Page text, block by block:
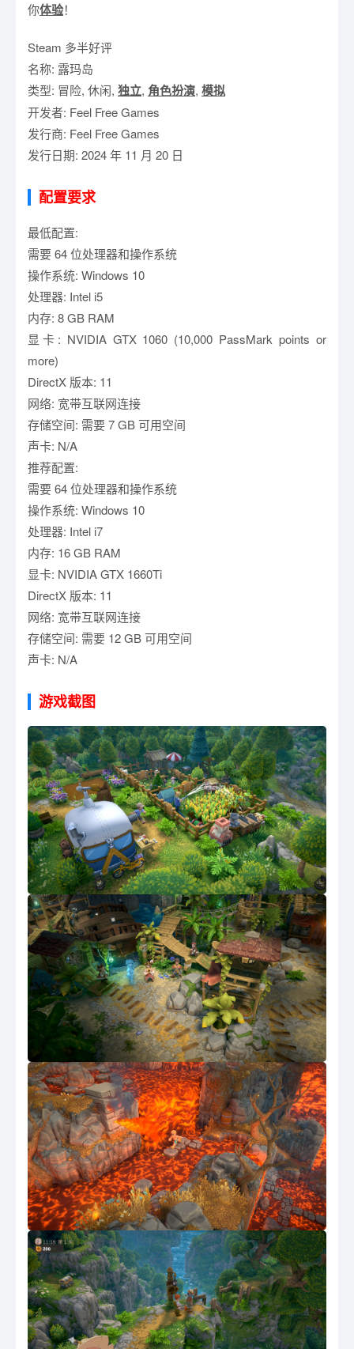
你体验！
Steam 多半好评
名称: 露玛岛
类型: 冒险, 休闲, 独立, 角色扮演, 模拟
开发者: Feel Free Games
发行商: Feel Free Games
发行日期: 2024 年 11 月 20 日
配置要求
最低配置:
需要 64 位处理器和操作系统
操作系统: Windows 10
处理器: Intel i5
内存: 8 GB RAM
显卡: NVIDIA GTX 1060 (10,000 PassMark points or
more)
DirectX 版本: 11
网络: 宽带互联网连接
存储空间: 需要 7 GB 可用空间
声卡: N/A
推荐配置:
需要 64 位处理器和操作系统
操作系统: Windows 10
处理器: Intel i7
内存: 16 GB RAM
显卡: NVIDIA GTX 1660Ti
DirectX 版本: 11
网络: 宽带互联网连接
存储空间: 需要 12 GB 可用空间
声卡: N/A
游戏截图